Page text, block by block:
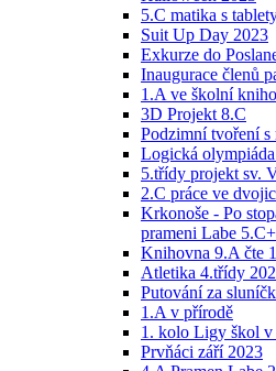
5.C matika s
Suit Up Day 2023
Exkurze do
Inaugurace členů
1.A ve školní
3D Projekt 8.C
Podzimní tvoření
Logická
5.třídy projekt sv.
2.C práce ve
Krkonoše - Po
prameni Labe
Knihovna 9.A čte
Atletika 4.třídy
Putování za
1.A v přírodě
1. kolo Ligy škol v
Prvňáci září 2023